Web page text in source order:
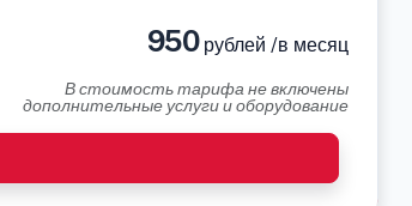
950рублей /в месяц
В стоимость тарифа не включены
дополнительные услуги и оборудование